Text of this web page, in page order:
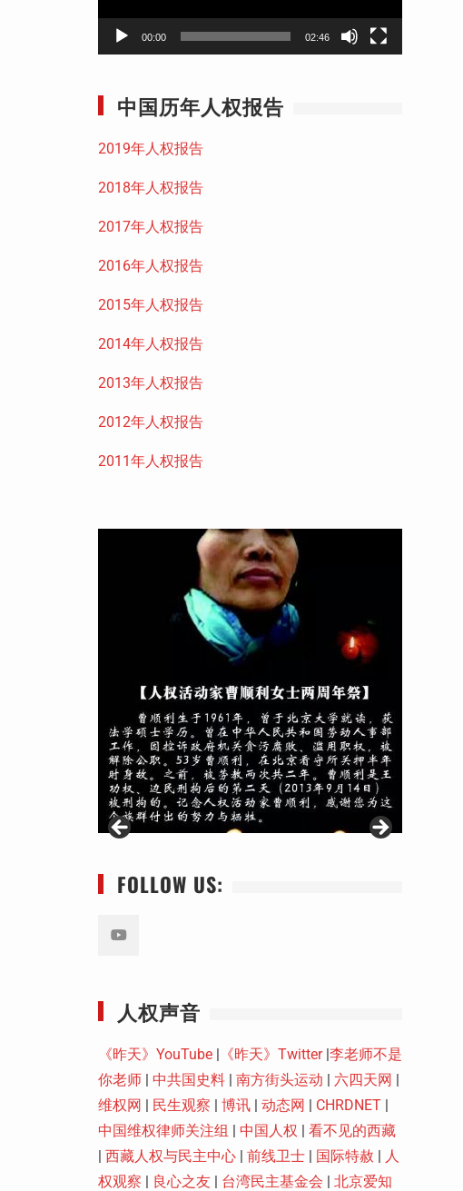
00:00 02:46
中国历年人权报告
2019年人权报告
2018年人权报告
2017年人权报告
2016年人权报告
2015年人权报告
2014年人权报告
2013年人权报告
2012年人权报告
2011年人权报告
FOLLOW US:
人权声音
《昨天》YouTube | 《昨天》Twitter|李老师不是
你老师 | 中共国史料 | 南方街头运动 | 六四天网 |
维权网 | 民生观察 | 博讯 | 动态网 | CHRDNET |
中国维权律师关注组 | 中国人权 | 看不见的西藏
| 西藏人权与民主中心 | 前线卫士 | 国际特赦 | 人
权观察 | 良心之友 | 台湾民主基金会 | 北京爱知